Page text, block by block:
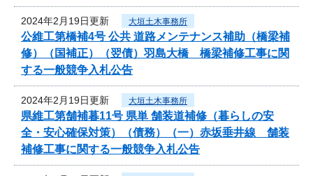
2024年2月19日更新 大垣土木事務所
公維工第橋補4号 公共 道路メンテナンス補助（橋梁補
修）（国補正）（翌債）羽島大橋 橋梁補修工事に関
する一般競争入札公告
2024年2月19日更新 大垣土木事務所
県維工第舗補暮11号 県単 舗装道補修（暮らしの安
全・安心確保対策）（債務）（一）赤坂垂井線 舗装
補修工事に関する一般競争入札公告